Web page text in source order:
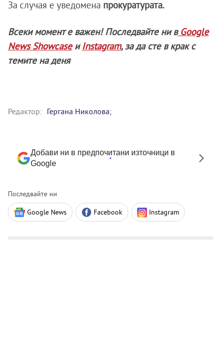
За случая е уведомена прокуратурата.
Всеки момент е важен! Последвайте ни вGoogle
News Showcaseи Instagram, за да сте в крак с
темите на деня
Редактор: Гергана Николова;
Добави ни в предпочитани източници в
Google
Последвайте ни
Google News Facebook Instagram